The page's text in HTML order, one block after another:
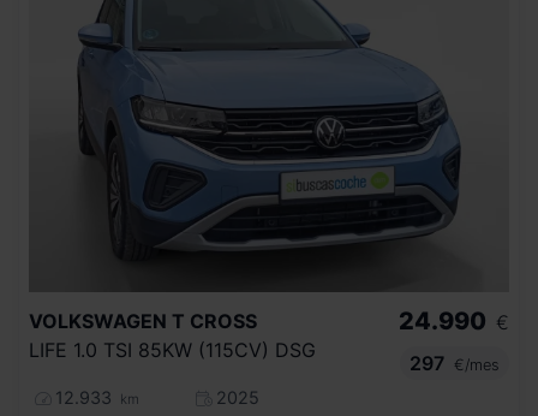
VOLKSWAGEN T CROSS
LIFE 1.0 TSI 85KW (115CV) DSG
12.933 km
2025
24.990 €
297
€/mes